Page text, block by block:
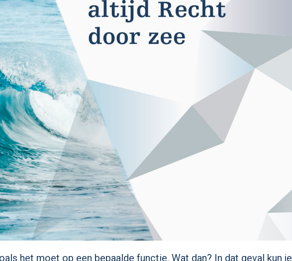
het moet op een bepaalde functie. Wat dan? In dat geval kun je